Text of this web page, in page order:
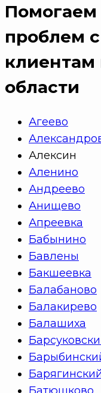
проблем
клиентам
области
Агеево
Алексин
Аленино
Андреево
Анищево
Апреевка
Бабынино
Бавлены
Бакшеевка
Балабаново
Балакирево
Балашиха